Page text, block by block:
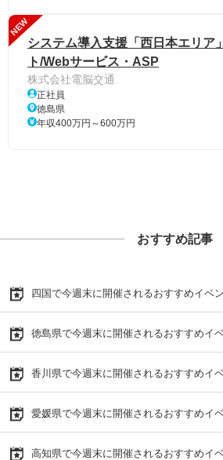
NEW
システム導入支援「西日本エリア
ト/Webサービス・ASP
株式会社電脳交通
正社員
徳島県
年収400万円～600万円
おすすめ記事
四国で今週末に開催されるおすすめイベ
徳島県で今週末に開催されるおすすめイ
香川県で今週末に開催されるおすすめイ
愛媛県で今週末に開催されるおすすめイ
高知県で今週末に開催されるおすすめイ